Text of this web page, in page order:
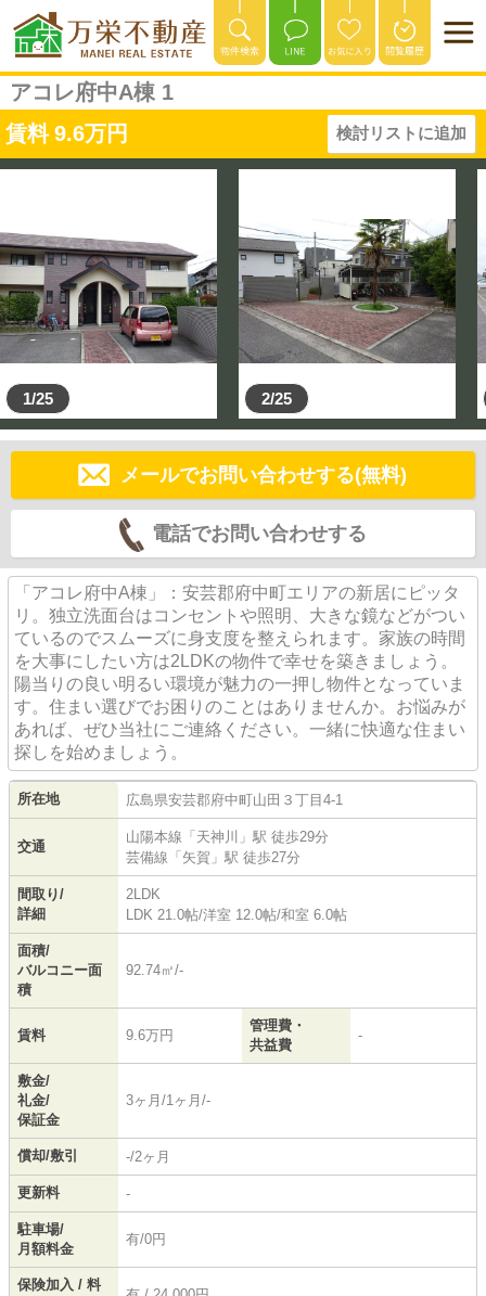
アコレ府中A棟 1
賃料 9.6万円 検討リストに追加
1/25 2/25
メールでお問い合わせする(無料)
電話でお問い合わせする
「アコレ府中A棟」：安芸郡府中町エリアの新居にピッタ
リ。独立洗面台はコンセントや照明、大きな鏡などがつい
ているのでスムーズに身支度を整えられます。家族の時間
を大事にしたい方は2LDKの物件で幸せを築きましょう。
陽当りの良い明るい環境が魅力の一押し物件となっていま
す。住まい選びでお困りのことはありませんか。お悩みが
あれば、ぜひ当社にご連絡ください。一緒に快適な住まい
探しを始めましょう。
所在地 広島県安芸郡府中町山田 ３丁目4-1
交通
山陽本線 「天神川 」駅 徒歩29分
芸備線 「矢賀 」駅 徒歩27分
間取り/
詳細
2LDK
LDK 21.0帖/洋室 12.0帖/和室 6.0帖
面積/
バルコニー面
積
92.74㎡/-
賃料 9.6万円
管理費・
共益費
-
敷金/
礼金/
保証金
3ヶ月/1ヶ月/-
償却/敷引 -/2ヶ月
更新料 -
駐車場/
月額料金
有/0円
保険加入 / 料